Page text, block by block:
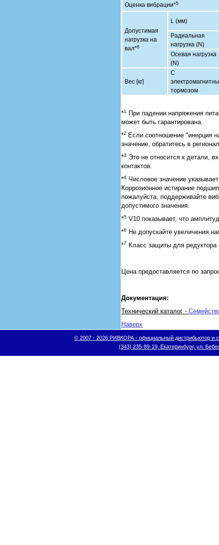
Оценка вибрации*5
Допустимая
нагрузка на
вал*6
L (мм)
Радиальная
нагрузка (N)
Осевая нагрузка
(N)
Вес [кг]
С
тормозом
*1
При падении напряжения
может быть гарантирована.
*2 Если соотношение "инерция
значение, обратитесь в
*3 Это не относится к детали,
контактов.
*4 Числовое значение
Коррозионное истирание
пожалуйста, поддерживайте
допустимого значения.
*5 V10 показывает, что
*6
Не допускайте увеличения
*7 Класс защиты для
Цена предоставляется по
Документация:
Технический каталог -
Наверх
© 2007 - 2026 РИВКОРА - официальный дистрибьютор и
(343) 235-89-19, Екатеринбург, ул.